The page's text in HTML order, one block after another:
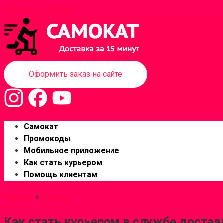
Оформить заказ на сайте
Самокат
Промокоды
Мобильное приложение
Как стать курьером
Помощь клиентам
»